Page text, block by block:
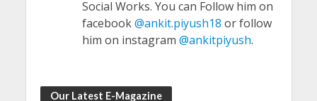
Social Works. You can Follow him on
facebook@ankit.piyush18 or follow
him on instagram @ankitpiyush.
Our Latest E-Magazine